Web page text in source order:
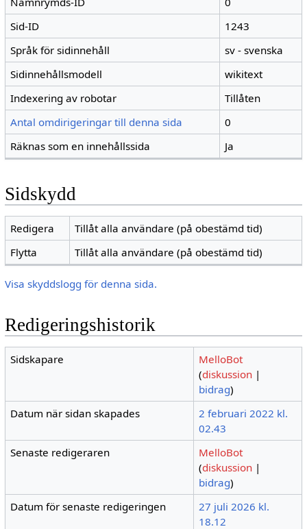
Sid-ID
1243
Språk för sidinnehåll
sv - svenska
Sidinnehållsmodell
wikitext
Indexering av robotar
Tillåten
Antal omdirigeringar till denna sida
0
Räknas som en innehållssida
Ja
Sidskydd
Redigera
Tillåt alla användare (på obestämd tid)
Flytta
Tillåt alla användare (på obestämd tid)
Visa skyddslogg för denna sida.
Redigeringshistorik
Sidskapare
MelloBot
(diskussion |
bidrag)
Datum när sidan skapades
2 februari 2022 kl.
02.43
Senaste redigeraren
MelloBot
(diskussion |
bidrag)
Datum för senaste redigeringen
27 juli 2026 kl.
18.12